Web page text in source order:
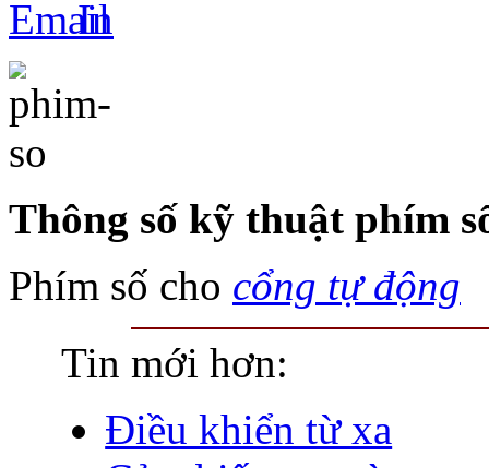
Thông số kỹ thuật phím
Phím số cho cổng tự động
Tin mới hơn:
Điều khiển từ xa